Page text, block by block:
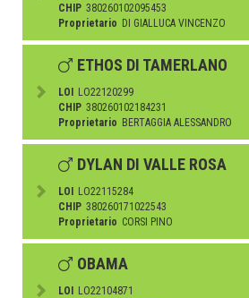
CHIP 380260102095453
Proprietario DI GIALLUCA VINCENZO
ETHOS DI TAMERLANO
LOI
LO22120299
CHIP 380260102184231
Proprietario BERTAGGIA ALESSANDRO
DYLAN DI VALLE ROSA
LOI
LO22115284
CHIP 380260171022543
Proprietario CORSI PINO
OBAMA
LOI
LO22104871